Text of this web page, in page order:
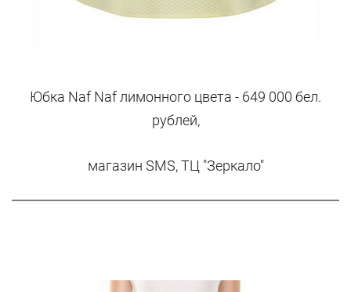
Юбка Naf Naf лимонного цвета - 649 000 бел.
рублей,
магазин SMS, ТЦ "Зеркало"